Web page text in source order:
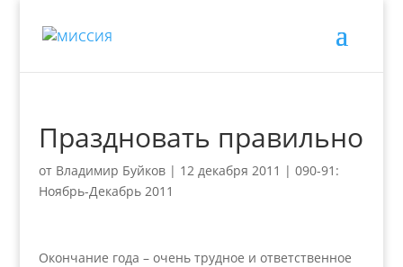
Праздновать правильно
от Владимир Буйков| 12 декабря 2011 | 090-91:
Ноябрь-Декабрь 2011
Окончание года – очень трудное и ответственное